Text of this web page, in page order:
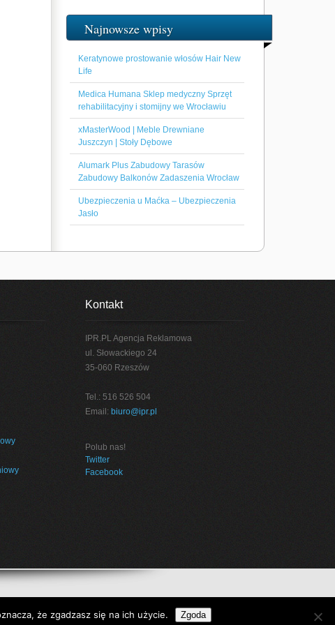
Najnowsze wpisy
Keratynowe prostowanie włosów Hair New
Life
Medica Humana Sklep medyczny Sprzęt
rehabilitacyjny i stomijny we Wrocławiu
xMasterWood | Meble Drewniane
Juszczyn | Stoły Dębowe
Alumark Plus Zabudowy Tarasów
Zabudowy Balkonów Zadaszenia Wrocław
Ubezpieczenia u Maćka – Ubezpieczenia
Jasło
Kontakt
IPR.PL Agencja Reklamowa
ul. Słowackiego 24
35-060 Rzeszów
Tel.: 516 526 504
Email: biuro@ipr.pl
Polub nas!
Twitter
Facebook
że zgadzasz się na ich użycie. Zgoda